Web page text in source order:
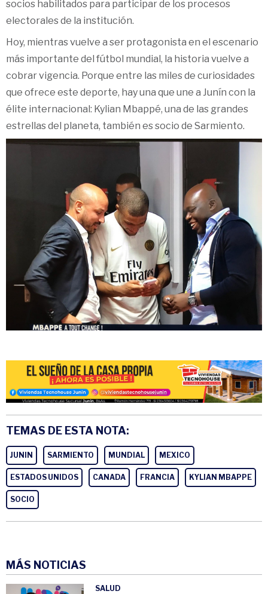
socios habilitados para participar de los procesos
electorales de la institución.
Hoy, mientras vuelve a ser protagonista en el escenario
más importante del fútbol mundial, la historia vuelve a
cobrar vigencia. Porque entre las miles de curiosidades
que ofrece este deporte, hay una que une a Junín con la
élite internacional: Kylian Mbappé, una de las grandes
estrellas del planeta, también es socio de Sarmiento.
TEMAS DE ESTA NOTA:
JUNIN SARMIENTO MUNDIAL MEXICO
ESTADOS UNIDOS CANADA FRANCIA KYLIAN MBAPPE
SOCIO
MÁS NOTICIAS
SALUD